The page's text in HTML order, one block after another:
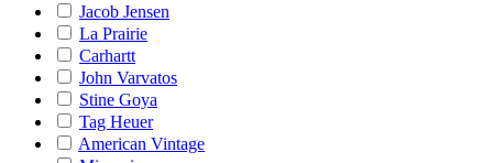
Jacob Jensen
La Prairie
Carhartt
John Varvatos
Stine Goya
Tag Heuer
American Vintage